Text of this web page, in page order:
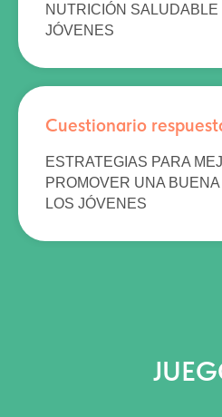
NUTRICIÓN SALUDABLE
JÓVENES
Cuestionario
ESTRATEGIAS PARA
PROMOVER UNA
LOS JÓVENES